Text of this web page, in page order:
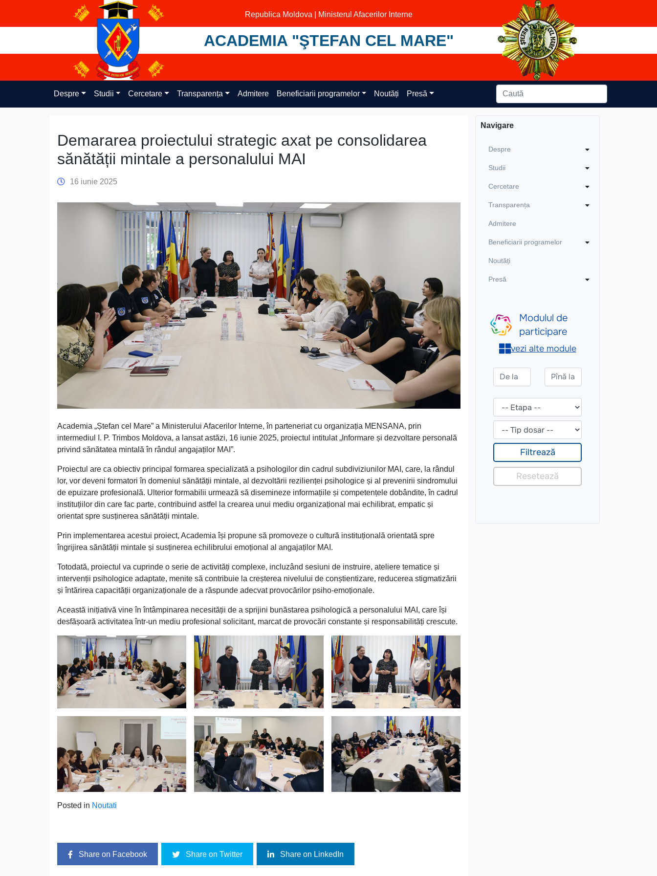
content
Republica Moldova | Ministerul Afacerilor Interne
ACADEMIA "ŞTEFAN CEL MARE"
Despre Studii Cercetare Transparența Admitere Beneficiarii programelor Noutăți Presă
Demararea proiectului strategic axat pe consolidarea
sănătății mintale a personalului MAI
16 iunie 2025
Academia „Ștefan cel Mare” a Ministerului Afacerilor Interne, în parteneriat cu organizația MENSANA, prin
intermediul I. P. Trimbos Moldova, a lansat astăzi, 16 iunie 2025, proiectul intitulat „Informare și dezvoltare personală
privind sănătatea mintală în rândul angajaților MAI”.
Proiectul are ca obiectiv principal formarea specializată a psihologilor din cadrul subdiviziunilor MAI, care, la rândul
lor, vor deveni formatori în domeniul sănătății mintale, al dezvoltării rezilienței psihologice și al prevenirii sindromului
de epuizare profesională. Ulterior formabilii urmează să disemineze informațiile și competențele dobândite, în cadrul
instituțiilor din care fac parte, contribuind astfel la crearea unui mediu organizațional mai echilibrat, empatic și
orientat spre susținerea sănătății mintale.
Prin implementarea acestui proiect, Academia își propune să promoveze o cultură instituțională orientată spre
îngrijirea sănătății mintale și susținerea echilibrului emoțional al angajaților MAI.
Totodată, proiectul va cuprinde o serie de activități complexe, incluzând sesiuni de instruire, ateliere tematice și
intervenții psihologice adaptate, menite să contribuie la creșterea nivelului de conștientizare, reducerea stigmatizării
și întărirea capacității organizaționale de a răspunde adecvat provocărilor psiho-emoționale.
Această inițiativă vine în întâmpinarea necesității de a sprijini bunăstarea psihologică a personalului MAI, care își
desfășoară activitatea într-un mediu profesional solicitant, marcat de provocări constante și responsabilități crescute.
Posted in Noutati
Share on Facebook Share on Twitter Share on LinkedIn
Navigare
Despre
Studii
Cercetare
Transparența
Admitere
Beneficiarii programelor
Noutăți
Presă